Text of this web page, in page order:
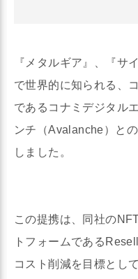
『メタルギア』、『サ
で世界的に知られる、
であるコナミデジタル
ンチ（Avalanche）と
しました。
この提携は、同社の
トフォームである
コスト削減を目標とし